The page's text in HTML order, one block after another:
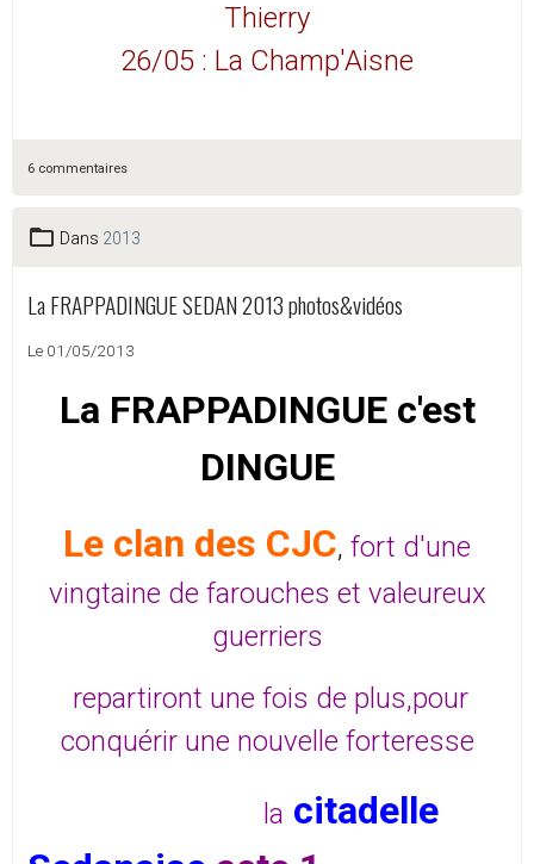
Thierry
26/05 : La Champ'Aisne
6 commentaires
Dans 2013
La FRAPPADINGUE SEDAN 2013 photos&vidéos
Le 01/05/2013
La FRAPPADINGUE c'est
DINGUE
Le clan des CJC, fort d'une
vingtaine de farouches et valeureux
guerriers
repartiront une fois de plus,pour
conquérir une nouvelle forteresse
la citadelle